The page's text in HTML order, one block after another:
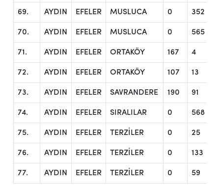
69. AYDIN EFELER MUSLUCA 0 352
70. AYDIN EFELER MUSLUCA 0 565
71. AYDIN EFELER ORTAKÖY 167 4
72. AYDIN EFELER ORTAKÖY 107 13
73. AYDIN EFELER SAVRANDERE 190 91
74. AYDIN EFELER SIRALILAR 0 568
75. AYDIN EFELER TERZİLER 0 25
76. AYDIN EFELER TERZİLER 0 133
77. AYDIN EFELER TERZİLER 0 59